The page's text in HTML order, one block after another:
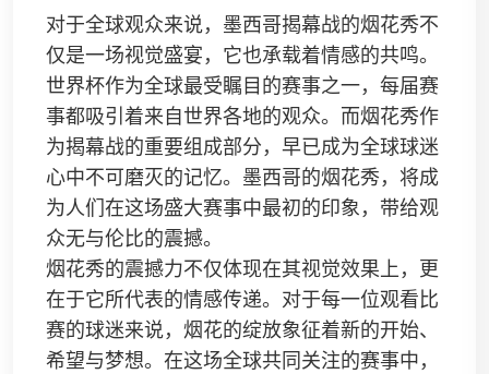
对于全球观众来说，墨西哥揭幕战的烟花秀不
仅是一场视觉盛宴，它也承载着情感的共鸣。
世界杯作为全球最受瞩目的赛事之一，每届赛
事都吸引着来自世界各地的观众。而烟花秀作
为揭幕战的重要组成部分，早已成为全球球迷
心中不可磨灭的记忆。墨西哥的烟花秀，将成
为人们在这场盛大赛事中最初的印象，带给观
众无与伦比的震撼。
烟花秀的震撼力不仅体现在其视觉效果上，更
在于它所代表的情感传递。对于每一位观看比
赛的球迷来说，烟花的绽放象征着新的开始、
希望与梦想。在这场全球共同关注的赛事中，